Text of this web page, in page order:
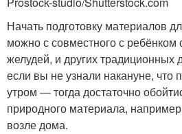
Начать подготовку материалов
можно с совместного с
желудей, и других традиционных
если вы не узнали накануне, что
утром — тогда достаточно
природного материала,
возле дома.